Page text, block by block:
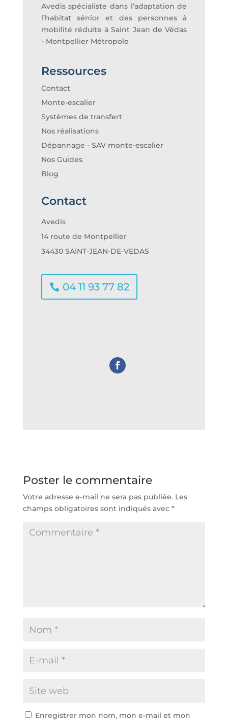
Avedis spécialiste dans l’adaptation de
l’habitat sénior et des personnes à
mobilité réduite à Saint Jean de Védas
- Montpellier Métropole
Ressources
Contact
Monte-escalier
Systèmes de transfert
Nos réalisations
Dépannage - SAV monte-escalier
Nos Guides
Blog
Contact
Avedis
14 route de Montpellier
34430 SAINT-JEAN-DE-VEDAS
04 11 93 77 82
Poster le commentaire
Votre adresse e-mail ne sera pas publiée. Les
champs obligatoires sont indiqués avec *
Enregistrer mon nom, mon e-mail et mon